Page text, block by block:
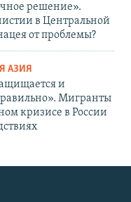
решение».
в Центральной
от проблемы?
АЗИЯ
и
Мигранты
кризисе в России